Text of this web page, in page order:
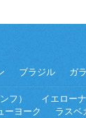
ブラジル ガ
フ） イエロー
ーヨーク ラスベ